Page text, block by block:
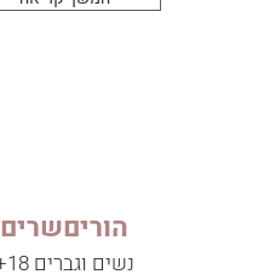
הוריםשרים
נשים וגברים 18+